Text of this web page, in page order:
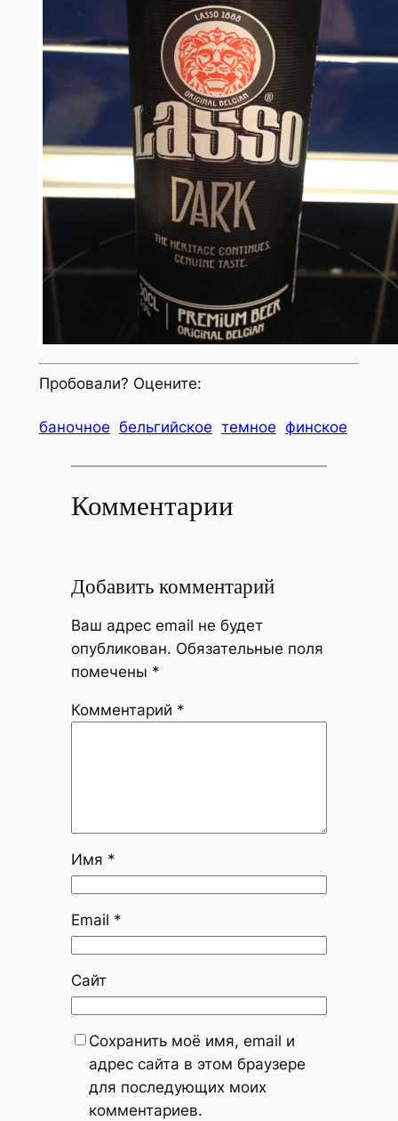
Пробовали? Оцените:
баночное бельгийское темное финское
Комментарии
Добавить комментарий
Ваш адрес email не будет
опубликован. Обязательные поля
помечены *
Комментарий *
Имя *
Email *
Сайт
Сохранить моё имя, email и
адрес сайта в этом браузере
для последующих моих
комментариев.